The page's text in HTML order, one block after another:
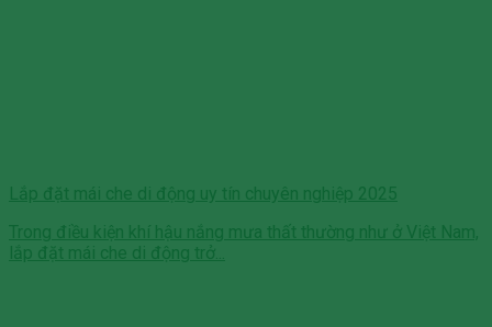
Lắp đặt mái che di động uy tín chuyên nghiệp 2025
Trong điều kiện khí hậu nắng mưa thất thường như ở Việt Nam,
lắp đặt mái che di động trở...